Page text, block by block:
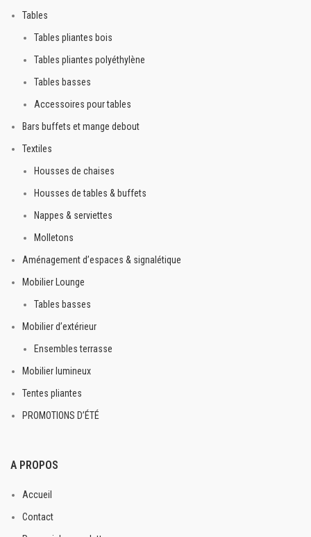
Tables
Tables pliantes bois
Tables pliantes polyéthylène
Tables basses
Accessoires pour tables
Bars buffets et mange debout
Textiles
Housses de chaises
Housses de tables & buffets
Nappes & serviettes
Molletons
Aménagement d’espaces & signalétique
Mobilier Lounge
Tables basses
Mobilier d’extérieur
Ensembles terrasse
Mobilier lumineux
Tentes pliantes
PROMOTIONS D’ÉTÉ
A PROPOS
Accueil
Contact